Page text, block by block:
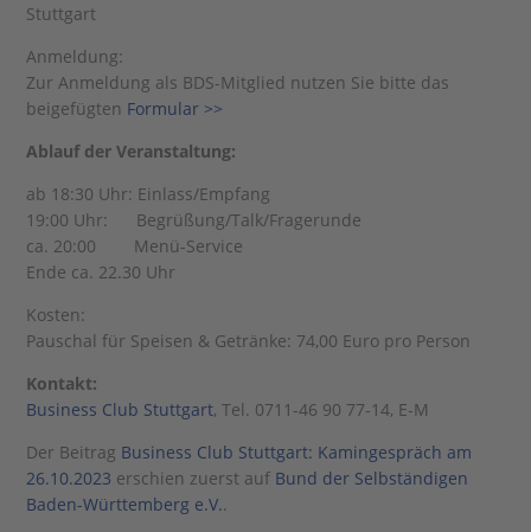
Stuttgart
Anmeldung:
Zur Anmeldung als BDS-Mitglied nutzen Sie bitte das
beigefügten Formular >>
Ablauf der Veranstaltung:
ab 18:30 Uhr: Einlass/Empfang
19:00 Uhr: Begrüßung/Talk/Fragerunde
ca. 20:00 Menü-Service
Ende ca. 22.30 Uhr
Kosten:
Pauschal für Speisen & Getränke: 74,00 Euro pro Person
Kontakt:
Business Club Stuttgart, Tel. 0711-46 90 77-14, E-M
Der Beitrag Business Club Stuttgart: Kamingespräch am
26.10.2023 erschien zuerst auf Bund der Selbständigen
Baden-Württemberg e.V..